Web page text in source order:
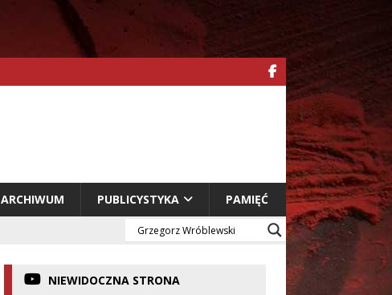
ARCHIWUM PUBLICYSTYKA PAMIĘĆ
NIEWIDOCZNA STRONA